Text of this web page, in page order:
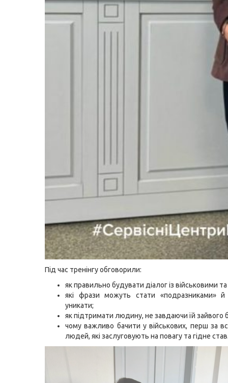
Під час тренінгу обговорили:
як правильно будувати діалог із військовими
які фрази можуть стати «подразниками»
уникати;
як підтримати людину, не завдаючи їй зайвого
чому важливо бачити у військових, перш за
людей, які заслуговують на повагу та гідне